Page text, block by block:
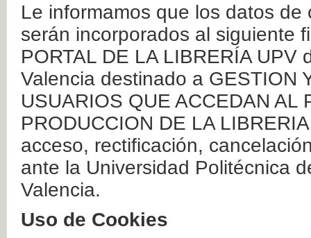
Le informamos que los datos
serán incorporados al siguiente
PORTAL DE LA LIBRERÍA
Valencia destinado a GESTION
USUARIOS QUE ACCEDAN AL
PRODUCCION DE LA
acceso, rectificación,
ante la Universidad Politécnica
Valencia.
Uso de Cookies